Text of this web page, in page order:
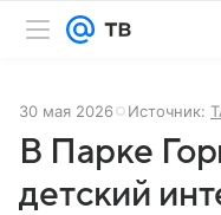
30 мая 2026 Источник:
В Парке
детский